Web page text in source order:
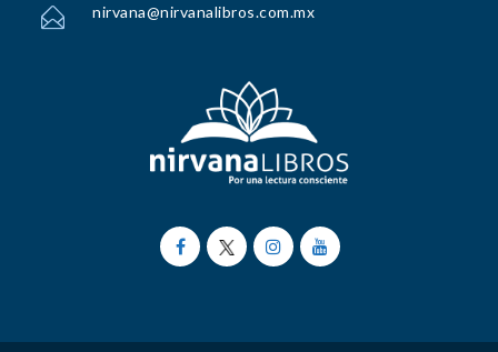
nirvana@nirvanalibros.com.mx